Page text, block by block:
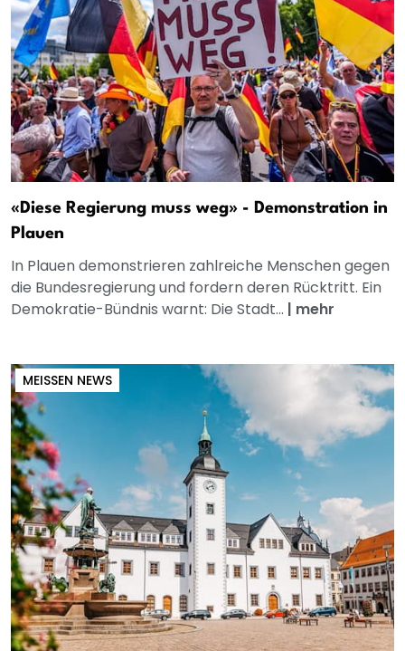
«Diese Regierung muss weg» - Demonstration in
Plauen
In Plauen demonstrieren zahlreiche Menschen gegen
die Bundesregierung und fordern deren Rücktritt. Ein
Demokratie-Bündnis warnt: Die Stadt... | mehr
MEISSEN NEWS